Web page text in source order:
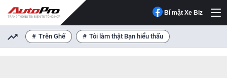
Bí mật Xe Biz
Trên Ghế Tôi làm thật Bạn hiểu thấu